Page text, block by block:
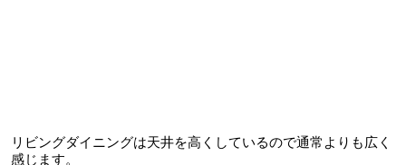
リビングダイニングは天井を高くしているので通常よりも広く
感じます。